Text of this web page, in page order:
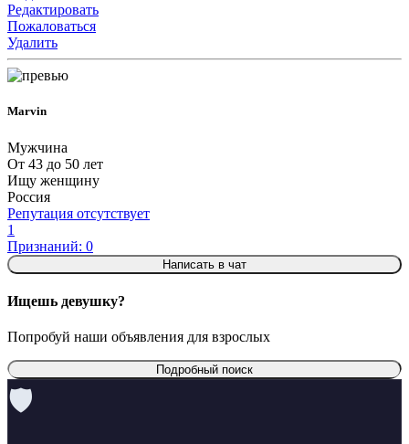
Редактировать
Пожаловаться
Удалить
Marvin
Мужчина
От 43 до 50 лет
Ищу женщину
Россия
Репутация отсутствует
1
Признаний: 0
Написать в чат
Ищешь девушку?
Попробуй наши объявления для взрослых
Подробный поиск
🛡